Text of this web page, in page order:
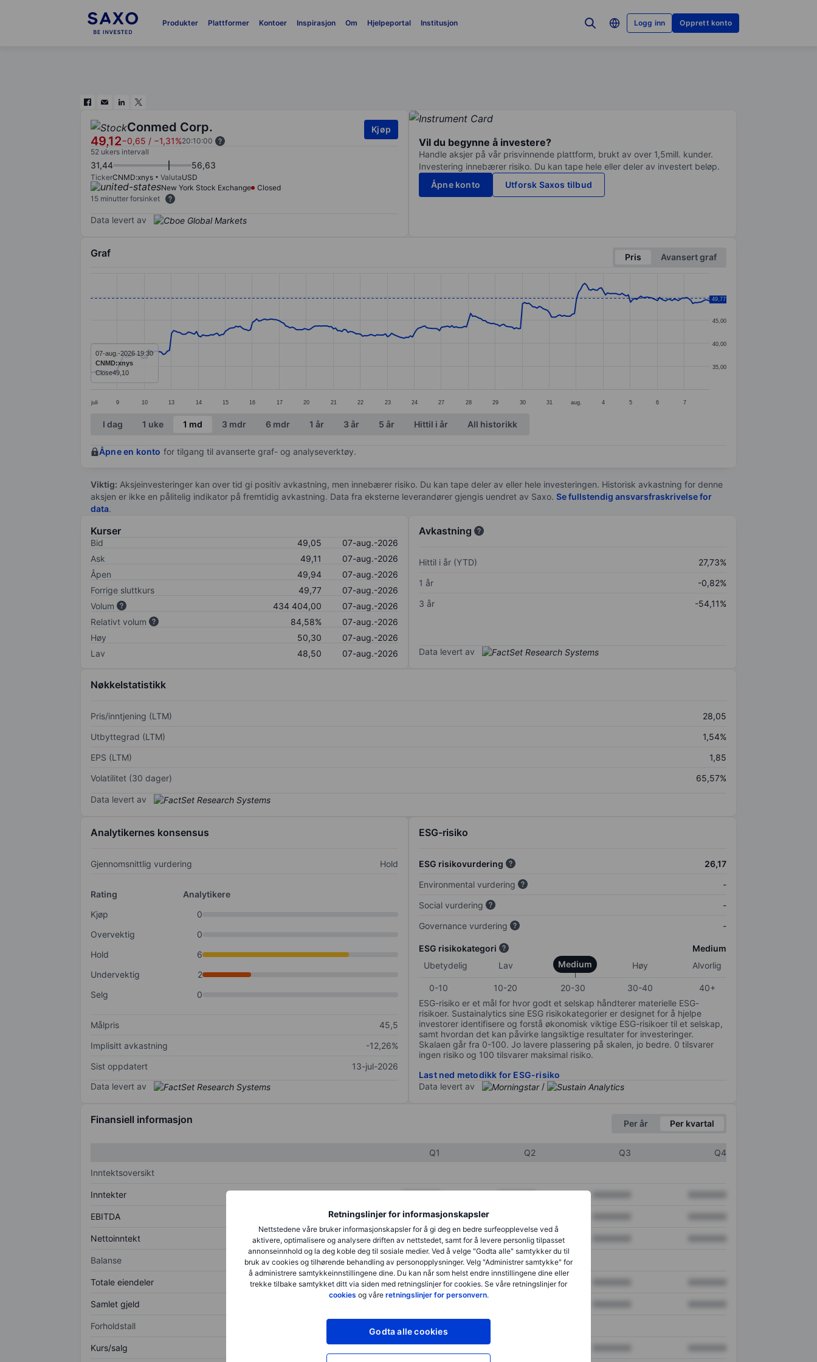
Produkter Plattformer Kontoer Inspirasjon Om Hjelpeportal Institusjon Logg inn Opprett konto
Retningslinjer for informasjonskapsler
Nettstedene våre bruker informasjonskapsler for å gi deg en bedre surfeopplevelse ved å
aktivere, optimalisere og analysere driften av nettstedet, samt for å levere personlig tilpasset
annonseinnhold og la deg koble deg til sosiale medier. Ved å velge "Godta alle" samtykker du til
bruk av cookies og tilhørende behandling av personopplysninger. Velg "Administrer samtykke" for
å administrere samtykkeinnstillingene dine. Du kan når som helst endre innstillingene dine eller
trekke tilbake samtykket ditt via siden med retningslinjer for cookies. Se våre retningslinjer for
cookies og våre retningslinjer for personvern.
Godta alle cookies
Conmed Corp.
49,12−0,65 / −1,31%20:10:00
Kjøp
52 ukers intervall
31,44 56,63
TickerCNMD:xnys ValutaUSD
New York Stock Exchange
Closed
15 minutter forsinket
Data levert av
Vil du begynne å investere?
Handle aksjer på vår prisvinnende plattform, brukt av over 1,5mill. kunder.
Investering innebærer risiko. Du kan tape hele eller deler av investert beløp.
Åpne konto
Utforsk Saxos tilbud
Graf Pris
Avansert graf
The chart has 1 X axis displaying categories.
The chart has 1 Y axis displaying values. Data ranges from 33.57 to 52.9.
juli 9 10 13 14 15 16 17 20 21 22 23 24 27 28 29 30 31 aug. 4 5 6 7
35,00
40,00
45,00
50,00
49,77
07-aug.-2026 19:30
CNMD:xnys
Close49,10
End of interactive chart.
I dag 1 uke 1 md 3 mdr 6 mdr 1 år 3 år 5 år Hittil i år All historikk
Åpne en konto for tilgang til avanserte graf- og analyseverktøy.
Viktig: Aksjeinvesteringer kan over tid gi positiv avkastning, men innebærer risiko. Du kan tape deler av eller hele investeringen. Historisk avkastning for denne
aksjen er ikke en pålitelig indikator på fremtidig avkastning. Data fra eksterne leverandører gjengis uendret av Saxo. Se fullstendig ansvarsfraskrivelse for
data.
Kurser
Bid 49,05
07-aug.-2026
Ask
49,11
07-aug.-2026
Åpen
49,94
07-aug.-2026
Forrige sluttkurs
49,77
07-aug.-2026
Volum
434 404,00
07-aug.-2026
Relativt volum
84,58%
07-aug.-2026
Høy
50,30
07-aug.-2026
Lav
48,50 07-aug.-2026
Avkastning
Hittil i år (YTD)
27,73%
1 år
-0,82%
3 år
-54,11%
Data levert av
Nøkkelstatistikk
Pris/inntjening (LTM)
28,05
Utbyttegrad (LTM)
1,54%
EPS (LTM)
1,85
Volatilitet (30 dager)
65,57%
Data levert av
Analytikernes konsensus
Gjennomsnittlig vurdering Hold
Rating
Analytikere
Kjøp
0
Overvektig
0
Hold
6
Undervektig
2
Selg
0
Målpris
45,5
Implisitt avkastning
-12,26%
Sist oppdatert
13-jul-2026
Data levert av
ESG-risiko
ESG risikovurdering
26,17
Environmental vurdering
-
Social vurdering
-
Governance vurdering
-
ESG risikokategori
Medium
Ubetydelig
Lav Medium Høy Alvorlig
0-10 10-20 20-30 30-40
40+
ESG-risiko er et mål for hvor godt et selskap håndterer materielle ESG-
risikoer. Sustainalytics sine ESG risikokategorier er designet for å hjelpe
investorer identifisere og forstå økonomisk viktige ESG-risikoer til et selskap,
samt hvordan det kan påvirke langsiktige resultater for investeringer.
Skalaen går fra 0-100. Jo lavere plassering på skalen, jo bedre. 0 tilsvarer
ingen risiko og 100 tilsvarer maksimal risiko.
Last ned metodikk for ESG-risiko
Data levert av
/
Finansiell informasjon Per år Per kvartal
Q1 Q2 Q3
Q4
Inntektsoversikt
Inntekter
EBITDA XXXXXXX
Nettoinntekt XXXXXXX XXXXXXX
Balanse
Totale eiendeler XXXXXXX XXXXXXX
Samlet gjeld
Forholdstall
Kurs/salg XXXXXXX